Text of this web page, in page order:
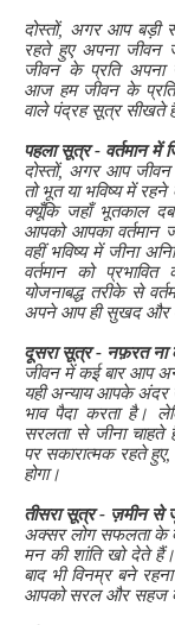
दोस्तों, अगर आप
रहते हुए अपना जीवन
जीवन के प्रति अपना
आज हम जीवन के प्रति
वाले पंद्रह सूत्र सीखते
पहला सूत्र - वर्तमान में
दोस्तों, अगर आप
तो भूत या भविष्य में
क्यूँकि जहाँ भूतकाल
आपको आपका वर्तमान
वहीं भविष्य में जीना
वर्तमान को
योजनाबद्ध तरीके से
अपने आप ही सुखद और
दूसरा सूत्र - नफ़रत
जीवन में कई बार आप
यही अन्याय आपके अंदर
भाव पैदा करता है।
सरलता से जीना
पर सकारात्मक रहते
होगा।
तीसरा सूत्र - ज़मीन से
अक्सर लोग सफलता के
मन की शांति खो देते
बाद भी विनम्र बने
आपको सरल और सहज